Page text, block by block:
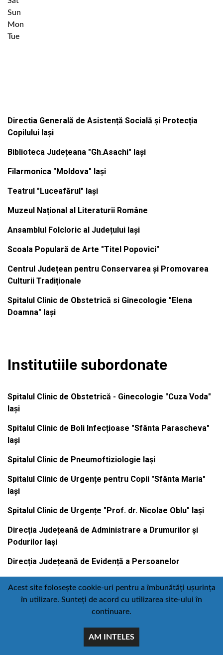
Sun
Mon
Tue
Directia Generală de Asistență Socială și Protecția
Copilului Iași
Biblioteca Județeana "Gh.Asachi" Iași
Filarmonica "Moldova" Iași
Teatrul "Luceafărul" Iași
Muzeul Național al Literaturii Române
Ansamblul Folcloric al Județului Iași
Scoala Populară de Arte "Titel Popovici"
Centrul Județean pentru Conservarea și Promovarea
Culturii Tradiționale
Spitalul Clinic de Obstetrică si Ginecologie "Elena
Doamna" Iași
Institutiile subordonate
Spitalul Clinic de Obstetrică - Ginecologie "Cuza Voda"
Iași
Spitalul Clinic de Boli Infecțioase "Sfânta Parascheva"
Iași
Spitalul Clinic de Pneumoftiziologie Iași
Spitalul Clinic de Urgențe pentru Copii "Sfânta Maria"
Iași
Spitalul Clinic de Urgențe "Prof. dr. Nicolae Oblu" Iași
Direcția Județeană de Administrare a Drumurilor și
Podurilor Iași
Direcția Județeană de Evidență a Persoanelor
Contact Politică de confidențialitate
:
comunicare@icc.ro
Acest site folosește cookie-uri pentru a îmbunătăți ușurința
în utilizare. Sunteți de acord cu utilizarea site-ului în
continuare.
AM INTELES